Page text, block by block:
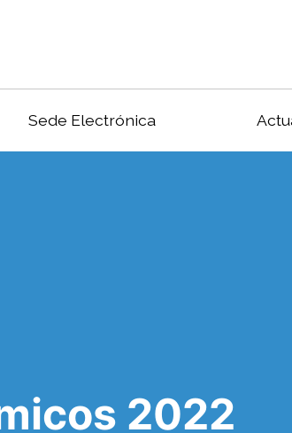
Sede Electrónica
2022